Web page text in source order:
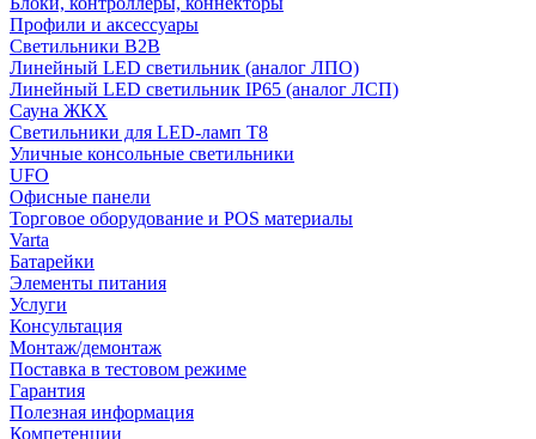
Профили и аксессуары
Светильники B2B
Линейный LED светильник (аналог ЛПО)
Линейный LED светильник IP65 (аналог ЛСП)
Сауна ЖКХ
Светильники для LED-ламп T8
Уличные консольные светильники
UFO
Офисные панели
Торговое оборудование и POS материалы
Varta
Батарейки
Элементы питания
Услуги
Консультация
Монтаж/демонтаж
Поставка в тестовом режиме
Гарантия
Полезная информация
Компетенции